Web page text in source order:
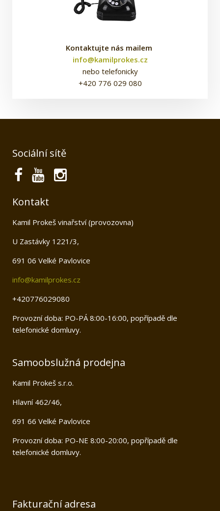
Kontaktujte nás mailem
info@kamilprokes.cz
nebo telefonicky
+420 776 029 080
Sociální sítě
Kontakt
Kamil Prokeš vinařství (provozovna)
U Zastávky 1221/3,
691 06 Velké Pavlovice
info@kamilprokes.cz
+420776029080
Provozní doba: PO-PÁ 8:00-16:00, popřípadě dle
telefonické domluvy.
Samoobslužná prodejna
Kamil Prokeš s.r.o.
Hlavní 462/46,
691 66 Velké Pavlovice
Provozní doba: PO-NE 8:00-20:00, popřípadě dle
telefonické domluvy.
Fakturační adresa